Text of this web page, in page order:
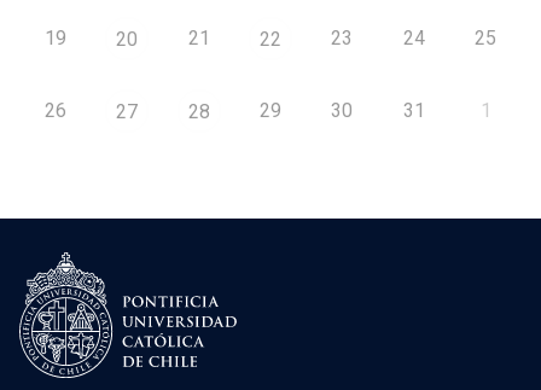
19 20 21 22 23 24 25
26 27 28 29 30 31 1